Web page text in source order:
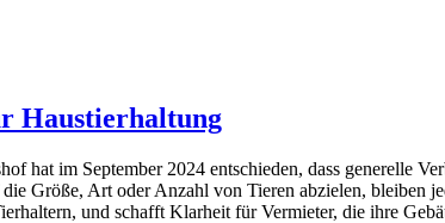
Haustierhaltung
hat im September 2024 entschieden, dass
Größe, Art oder Anzahl von Tieren abzielen, bleiben
und schafft Klarheit für Vermieter, die ihre